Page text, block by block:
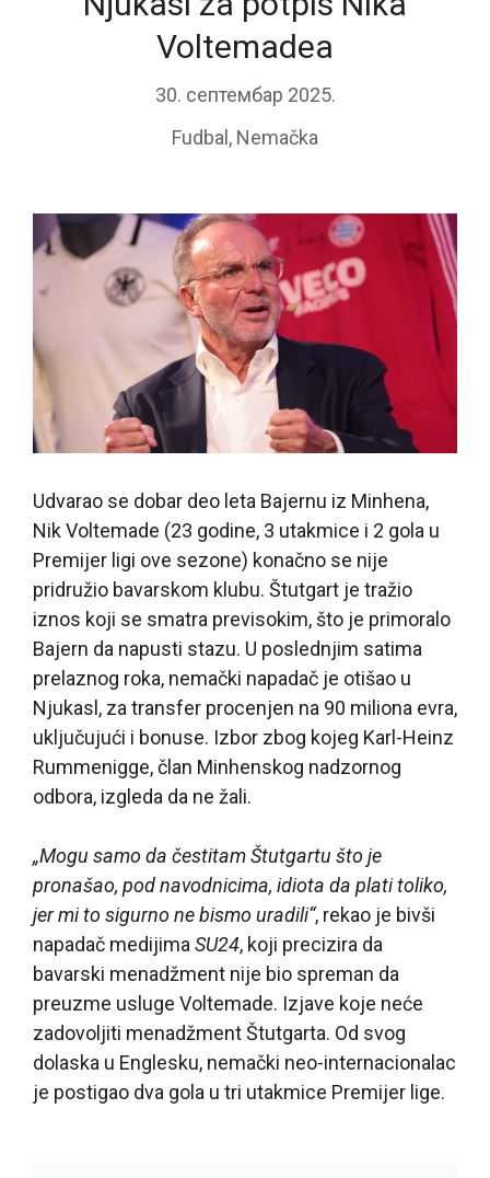
Voltemadea
30. септембар 2025.
Fudbal , Nemačka
Udvarao se dobar deo leta Bajernu iz Minhena,
Nik Voltemade (23 godine, 3 utakmice i 2 gola u
Premijer ligi ove sezone) konačno se nije
pridružio bavarskom klubu. Štutgart je tražio
iznos koji se smatra previsokim, što je primoralo
Bajern da napusti stazu. U poslednjim satima
prelaznog roka, nemački napadač je otišao u
Njukasl, za transfer procenjen na 90 miliona evra,
uključujući i bonuse. Izbor zbog kojeg Karl-Heinz
Rummenigge, član Minhenskog nadzornog
odbora, izgleda da ne žali.
„Mogu samo da čestitam Štutgartu što je
pronašao, pod navodnicima, idiota da plati toliko,
jer mi to sigurno ne bismo uradili“, rekao je bivši
napadač medijima SU24, koji precizira da
bavarski menadžment nije bio spreman da
preuzme usluge Voltemade. Izjave koje neće
zadovoljiti menadžment Štutgarta. Od svog
dolaska u Englesku, nemački neo-internacionalac
je postigao dva gola u tri utakmice Premijer lige.